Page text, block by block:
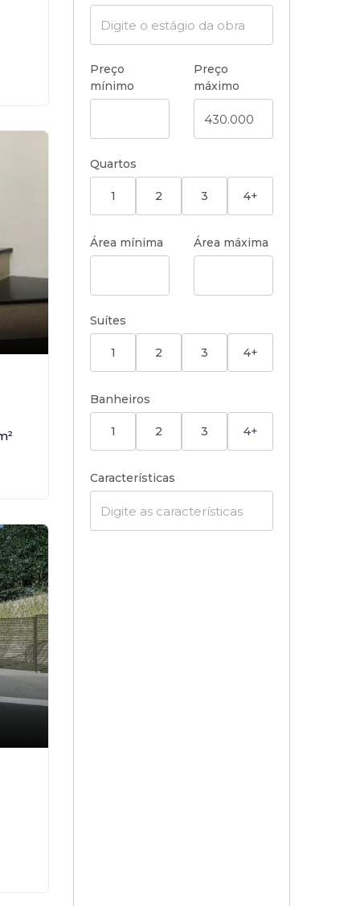
Preço
mínimo
Preço
máximo
Quartos
1 2 3 4+
Área mínima Área máxima
Suítes
1 2 3 4+
Banheiros
1 2 3 4+
Características